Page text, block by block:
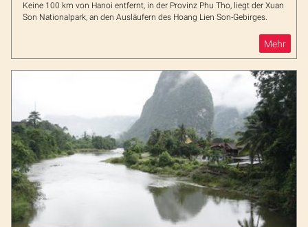
Keine 100 km von Hanoi entfernt, in der Provinz Phu Tho, liegt der Xuan
Son Nationalpark, an den Ausläufern des Hoang Lien Son-Gebirges.
Mehr